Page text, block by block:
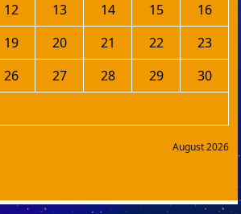
August 2026
12 13 14 15
16
19 20 21 22
23
26 27 28 29
30